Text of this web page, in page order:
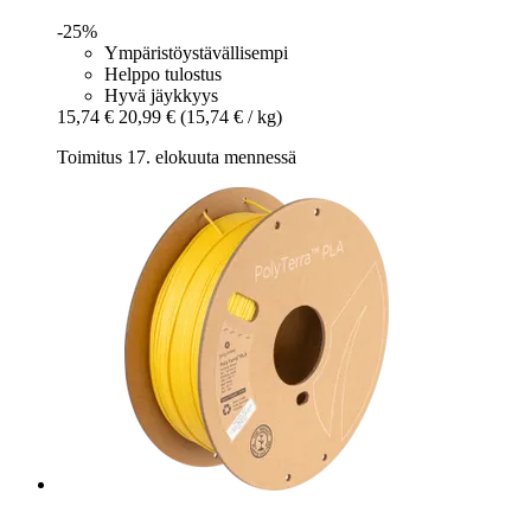
-25%
Ympäristöystävällisempi
Helppo tulostus
Hyvä jäykkyys
15,74 € 20,99 € (15,74 € / kg)
Toimitus 17. elokuuta mennessä